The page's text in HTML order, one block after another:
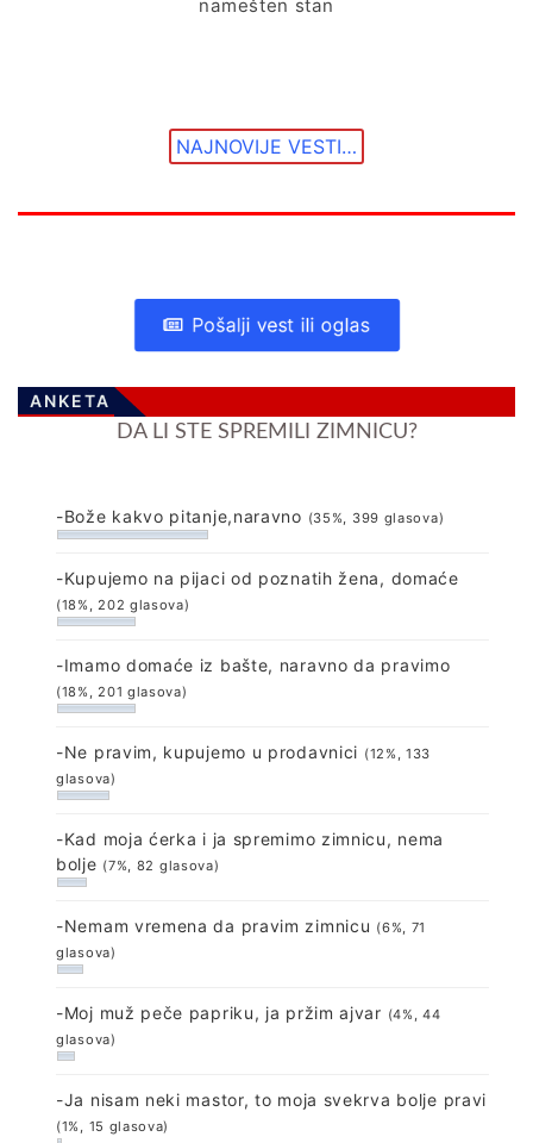
namešten stan
NAJNOVIJE VESTI…
Pošalji vest ili oglas
ANKETA
DA LI STE SPREMILI ZIMNICU?
-Bože kakvo pitanje,naravno (35%, 399 glasova)
-Kupujemo na pijaci od poznatih žena, domaće
(18%, 202 glasova)
-Imamo domaće iz bašte, naravno da pravimo
(18%, 201 glasova)
-Ne pravim, kupujemo u prodavnici (12%, 133
glasova)
-Kad moja ćerka i ja spremimo zimnicu, nema
bolje (7%, 82 glasova)
-Nemam vremena da pravim zimnicu (6%, 71
glasova)
-Moj muž peče papriku, ja pržim ajvar (4%, 44
glasova)
-Ja nisam neki mastor, to moja svekrva bolje pravi
(1%, 15 glasova)